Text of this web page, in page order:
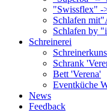
"Swissflex" -
Schlafen
Schlafen by
Schreinerei
Schrank
Bett 'Verena'
Eventküche
News
Feedback